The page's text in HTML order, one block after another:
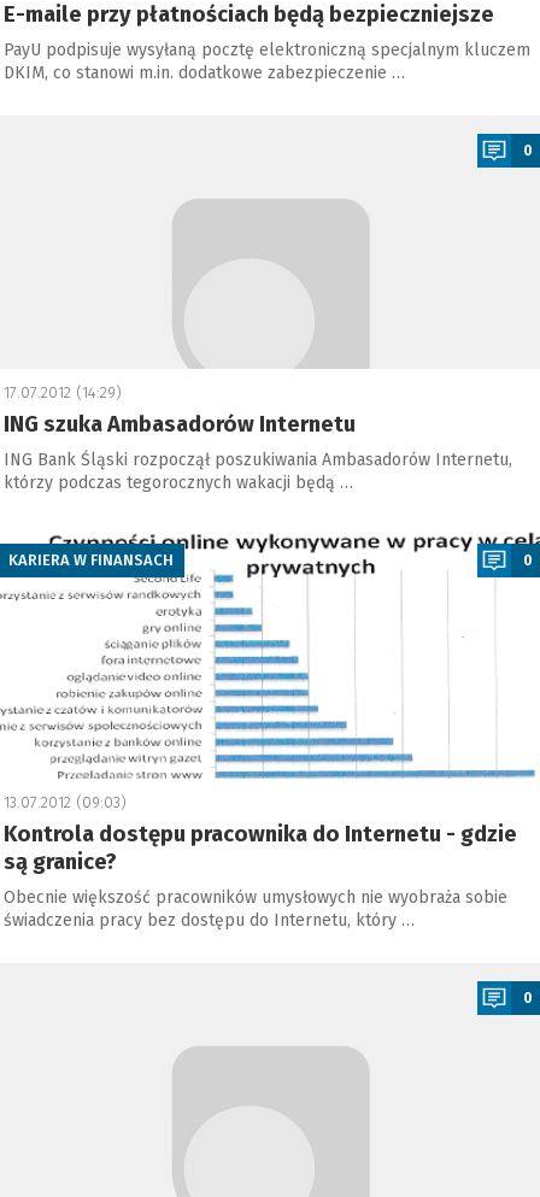
E-maile przy płatnościach będą bezpieczniejsze
PayU podpisuje wysyłaną pocztę elektroniczną specjalnym kluczem
DKIM, co stanowi m.in. dodatkowe zabezpieczenie …
0
17.07.2012 (14:29)
ING szuka Ambasadorów Internetu
ING Bank Śląski rozpoczął poszukiwania Ambasadorów Internetu,
którzy podczas tegorocznych wakacji będą …
KARIERA W FINANSACH 0
13.07.2012 (09:03)
Kontrola dostępu pracownika do Internetu - gdzie
są granice?
Obecnie większość pracowników umysłowych nie wyobraża sobie
świadczenia pracy bez dostępu do Internetu, który …
0